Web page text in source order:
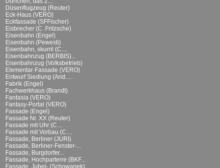
Düsenflugzeug (Reuter)
Eck-Haus (VERO)
Eckfassade (SFFischer)
Eisbrecher (C. Fritzsche)
Eisenbahn (Engel)
Eisenbahn (Pewesti)
Eisenbahn, skurril (C....
Eisenbahnzug (BERBIS)...
Eisenbahnzug (Volksbetrieb)
Elementar-Fassade (VERO)
Entwurf Siedlung (And....
Fabrik (Engel)
Fachwerkhaus (Brandt)
Fantasia (VERO)
Fantasy-Portal (VERO)
Fassade (Engel)
Fassade Nr. XX (Reuter)
Fassade mit Uhr (C....
Fassade mit Vorbau (C....
Fassade, Berliner (JURI)
Fassade, Berliner-Fenster-...
Fassade, Burgdorfer...
Fassade, Hochparterre (BKF...
Fassade, Jubel- (Schowanek)